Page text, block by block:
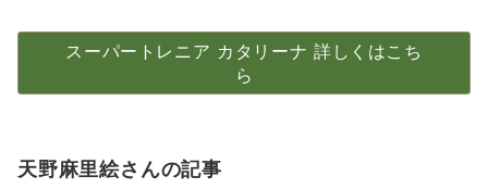
スーパートレニア カタリーナ 詳しくはこち
ら
天野麻里絵さんの記事